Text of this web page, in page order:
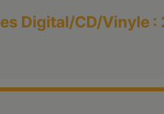
Digital/CD/Vinyle :